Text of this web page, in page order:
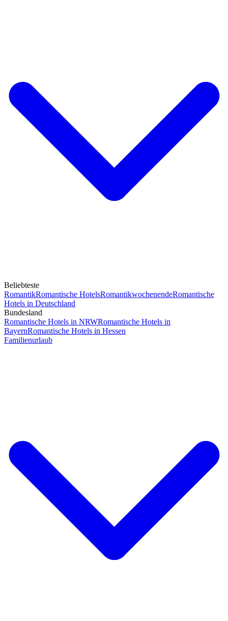
Beliebteste
RomantikRomantische HotelsRomantikwochenendeRomantische
Hotels in Deutschland
Bundesland
Romantische Hotels in NRWRomantische Hotels in
BayernRomantische Hotels in Hessen
Familienurlaub